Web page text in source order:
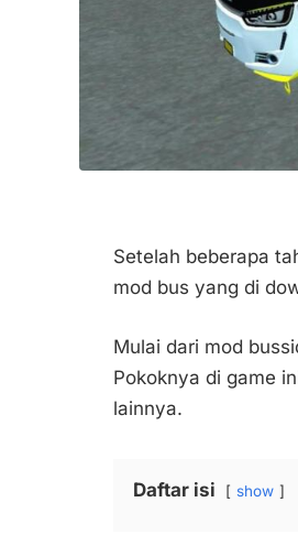
Setelah beberapa
mod bus yang di
Mulai dari mod
Pokoknya di game
lainnya.
Daftar isi show